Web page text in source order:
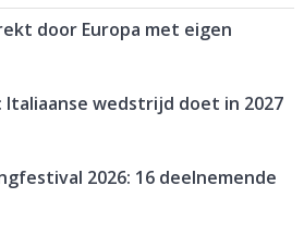
door Europa met eigen
Italiaanse wedstrijd doet in 2027
2026: 16 deelnemende